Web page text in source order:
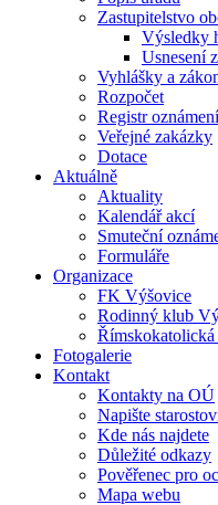
Zastupitelstvo
Výsledky
Usnesení
Vyhlášky a
Rozpočet
Registr oznámení
Veřejné zakázky
Dotace
Aktuálně
Aktuality
Kalendář akcí
Smuteční
Formuláře
Organizace
FK Výšovice
Rodinný klub
Fotogalerie
Kontakt
Kontakty na OÚ
Napište
Kde nás najdete
Důležité odkazy
Pověřenec pro
Mapa webu